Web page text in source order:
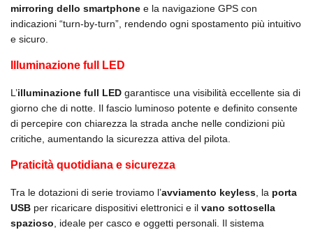
mirroring dello smartphone e la navigazione GPS con
indicazioni “turn-by-turn”, rendendo ogni spostamento più intuitivo
e sicuro.
Illuminazione full LED
L’illuminazione full LED garantisce una visibilità eccellente sia di
giorno che di notte. Il fascio luminoso potente e definito consente
di percepire con chiarezza la strada anche nelle condizioni più
critiche, aumentando la sicurezza attiva del pilota.
Praticità quotidiana e sicurezza
Tra le dotazioni di serie troviamo l’avviamento keyless, la porta
USB per ricaricare dispositivi elettronici e il vano sottosella
spazioso, ideale per casco e oggetti personali. Il sistema